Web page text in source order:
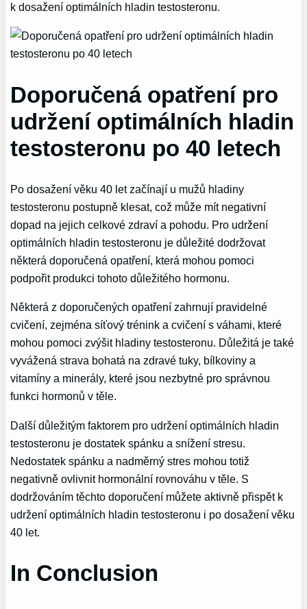
k dosažení optimálních hladin testosteronu.
Doporučená opatření pro
udržení optimálních hladin
testosteronu po 40 letech
Po dosažení věku 40 let začínají u mužů hladiny
testosteronu postupně klesat, což může mít negativní
dopad na jejich celkové zdraví a pohodu. Pro udržení
optimálních hladin testosteronu je důležité dodržovat
některá doporučená opatření, která mohou pomoci
podpořit produkci tohoto důležitého hormonu.
Některá z doporučených opatření zahrnují pravidelné
cvičení, zejména síťový trénink a cvičení s váhami, které
mohou pomoci zvýšit hladiny testosteronu. Důležitá je také
vyvážená strava bohatá na zdravé tuky, bílkoviny a
vitamíny a minerály, které jsou nezbytné pro správnou
funkci hormonů v těle.
Další důležitým faktorem pro udržení optimálních hladin
testosteronu je dostatek spánku a snížení stresu.
Nedostatek spánku a nadměrný stres mohou totiž
negativně ovlivnit hormonální rovnováhu v těle. S
dodržováním těchto doporučení můžete aktivně přispět k
udržení optimálních hladin testosteronu i po dosažení věku
40 let.
In Conclusion